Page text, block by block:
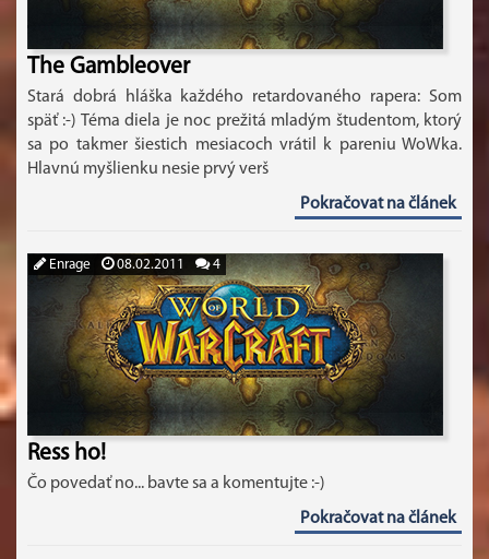
The Gambleover
Stará dobrá hláška každého retardovaného rapera: Som
späť :-) Téma diela je noc prežitá mladým študentom, ktorý
sa po takmer šiestich mesiacoch vrátil k pareniu WoWka.
Hlavnú myšlienku nesie prvý verš
Pokračovat na článek
Enrage 08.02.2011 4
Ress ho!
Čo povedať no... bavte sa a komentujte :-)
Pokračovat na článek